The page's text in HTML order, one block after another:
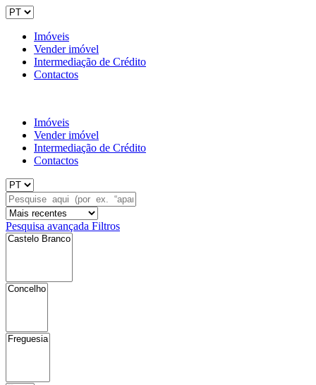
Imóveis
Vender imóvel
Intermediação de Crédito
Contactos
Imóveis
Vender imóvel
Intermediação de Crédito
Contactos
Pesquisa avançada Filtros